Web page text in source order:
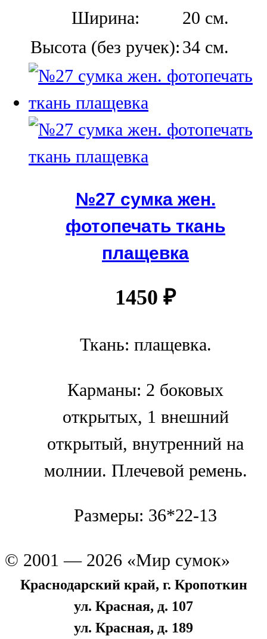
Ширина:
20 см.
Высота (без ручек): 34 см.
№27 сумка жен.
фотопечать ткань
плащевка
1450 ₽
Ткань: плащевка.
Карманы: 2 боковых
открытых, 1 внешний
открытый, внутренний на
молнии. Плечевой ремень.
Размеры: 36*22-13
© 2001 — 2026 «Мир сумок»
Краснодарский край, г. Кропоткин
ул. Красная, д. 107
ул. Красная, д. 189